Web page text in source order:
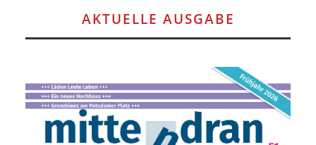
AKTUELLE AUSGABE